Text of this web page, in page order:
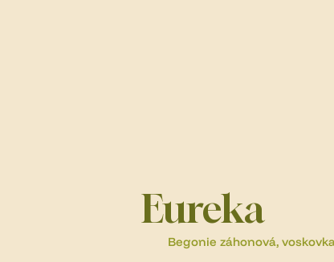
Eureka
Begonie záhonová, voskovka